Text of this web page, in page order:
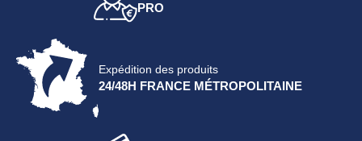
PRO
Expédition des produits
24/48H FRANCE MÉTROPOLITAINE